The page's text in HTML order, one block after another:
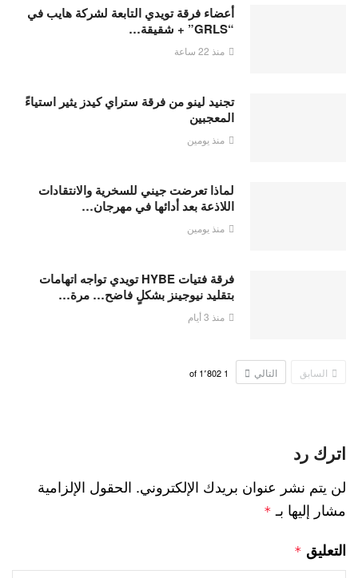
أعضاء فرقة تويدي التابعة لشركة هايب في
“GRLS” + شقيقة…
منذ 22 ساعة
تجنيد لينو من فرقة ستراي كيدز يثير استياءً
المعجبين
منذ يومين
لماذا تعرضت جيني للسخرية والانتقادات
اللاذعة بعد أدائها في مهرجان…
منذ يومين
فرقة فتيات HYBE تويدي تواجه اتهامات
بتقليد نيوجينز بشكلٍ فاضح… مرة…
منذ 3 أيام
السابق التالي 1 1٬802
اترك رد
لن يتم نشر عنوان بريدك الإلكتروني. الحقول الإلزامية
مشار إليها بـ *
التعليق *